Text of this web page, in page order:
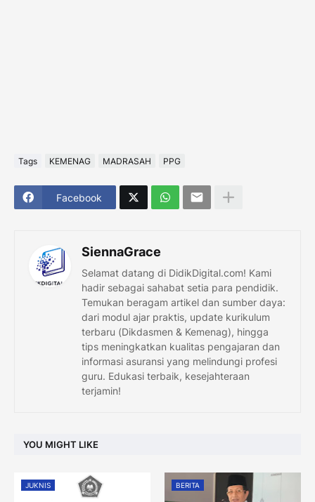
Tags KEMENAG MADRASAH PPG
Facebook
SiennaGrace
Selamat datang di DidikDigital.com! Kami
hadir sebagai sahabat setia para pendidik.
Temukan beragam artikel dan sumber daya:
dari modul ajar praktis, update kurikulum
terbaru (Dikdasmen & Kemenag), hingga
tips meningkatkan kualitas pengajaran dan
informasi asuransi yang melindungi profesi
guru. Edukasi terbaik, kesejahteraan
terjamin!
YOU MIGHT LIKE
JUKNIS BERITA